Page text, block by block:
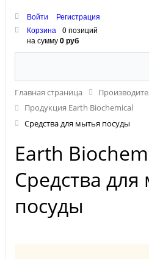
Войти
Регистрация
Корзина
0 позиций
на сумму0 руб
Главная страница
Продукция Earth Biochemical
Средства для мытья посуды
Earth
Средства
посуды